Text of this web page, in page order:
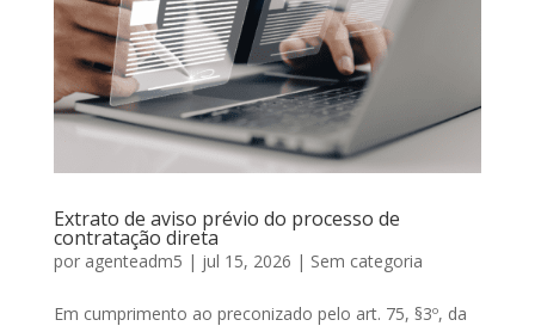
Extrato de aviso prévio do processo de
contratação direta
por agenteadm5 | jul 15, 2026 | Sem categoria
Em cumprimento ao preconizado pelo art. 75, §3º, da